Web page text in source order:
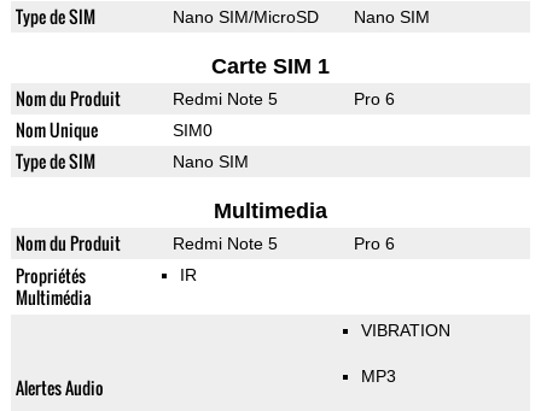
Type de SIM Nano SIM/MicroSD Nano SIM
Carte SIM 1
Nom du Produit Redmi Note 5 Pro 6
Nom Unique SIM0
Type de SIM Nano SIM
Multimedia
Nom du Produit Redmi Note 5 Pro 6
Propriétés
Multimédia
IR
Alertes Audio
VIBRATION
MP3